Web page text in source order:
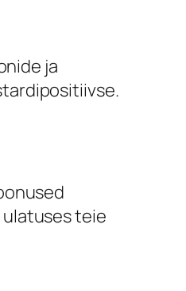
ja
ulatuses teie